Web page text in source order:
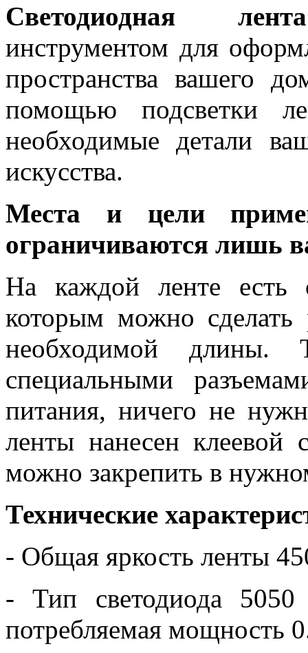
Светодиодная лента
инструментом для
пространства вашего
помощью подсветки
необходимые детали
искусства.
Места и цели
ограничиваются лишь
На каждой ленте есть
которым можно
необходимой длины.
специальными
питания, ничего не
ленты нанесен клеевой
можно закрепить в
Технические
- Общая яркость ленты
- Тип светодиода 5050
потребляемая мощность